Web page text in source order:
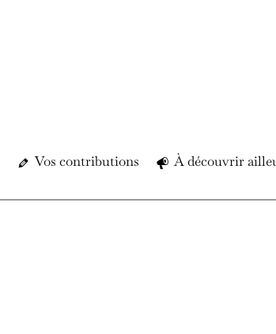
Vos contributions À découvrir